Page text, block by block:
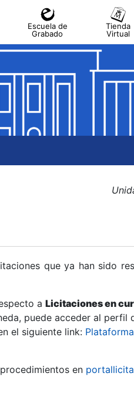
Escuela de
Grabado
Tienda
Virtual
que ya han sido
a Licitaciones en
puede acceder al perfil
el siguiente link:
en